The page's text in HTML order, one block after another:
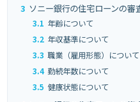
3 ソニー銀行の住宅ローンの審
3.1 年齢について
3.2 年収基準について
3.3 職業（雇用形態）について
3.4 勤続年数について
3.5 健康状態について